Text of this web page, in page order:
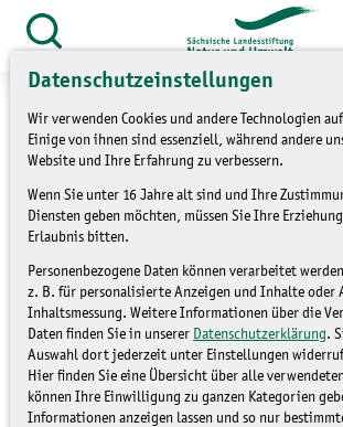
Datenschutzeinstellungen
Wir verwenden Cookies und andere Technologien
Einige von ihnen sind essenziell, während andere
Website und Ihre Erfahrung zu verbessern.
Wenn Sie unter 16 Jahre alt sind und Ihre
Diensten geben möchten, müssen Sie Ihre
Erlaubnis bitten.
Personenbezogene Daten können verarbeitet
z. B. für personalisierte Anzeigen und Inhalte oder
Inhaltsmessung. Weitere Informationen über die
Daten finden Sie in unserer Datenschutzerklärung.
Auswahl dort jederzeit unter Einstellungen
Hier finden Sie eine Übersicht über alle
können Ihre Einwilligung zu ganzen Kategorien
Informationen anzeigen lassen und so nur
Zum
Inhalt
springen
öffnen
Tag der offenen Tür
Flussperlmuschel-
Zuchtstation Raun
NICHT ZUGEORDNET